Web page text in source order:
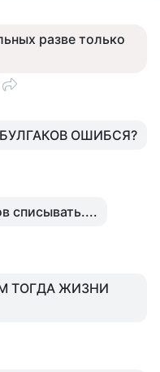
разве только
ОШИБСЯ?
списывать....
ТОГДА ЖИЗНИ